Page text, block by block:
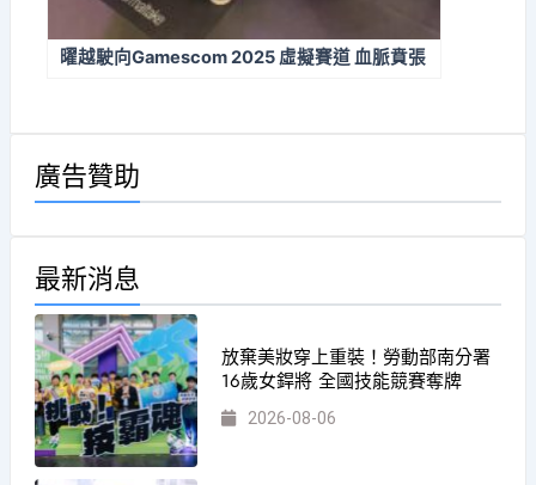
曜越駛向Gamescom 2025 虛擬賽道 血脈賁張
廣告贊助
最新消息
放棄美妝穿上重裝！勞動部南分署
16歲女銲將 全國技能競賽奪牌
2026-08-06